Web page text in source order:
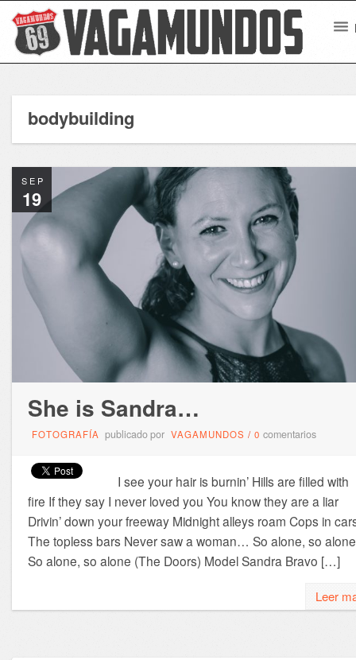
bodybuilding
SEP
19
She is Sandra…
FOTOGRAFÍA publicado por VAGAMUNDOS / 0 comentarios
I see your hair is burnin’ Hills are filled with
fire If they say I never loved you You know they are a liar
Drivin’ down your freeway Midnight alleys roam Cops in
The topless bars Never saw a woman… So alone, so alone
So alone, so alone (The Doors) Model Sandra Bravo […]
Leer